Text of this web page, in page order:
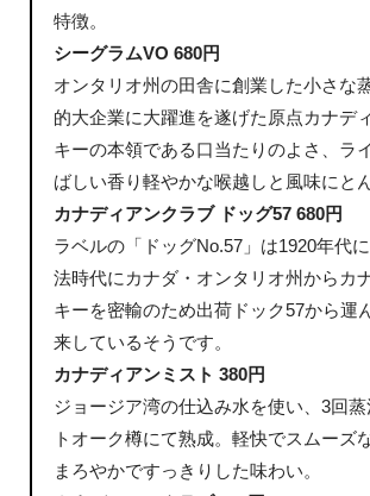
特徴。
シーグラムVO 680円
オンタリオ州の田舎に創業した小さな
的大企業に大躍進を遂げた原点カナデ
キーの本領である口当たりのよさ、ラ
ばしい香り軽やかな喉越しと風味にと
カナディアンクラブ ドッグ57 680円
ラベルの「ドッグNo.57」は1920年代
法時代にカナダ・オンタリオ州からカ
キーを密輸のため出荷ドック57から運
来しているそうです。
カナディアンミスト 380円
ジョージア湾の仕込み水を使い、3回
トオーク樽にて熟成。軽快でスムーズ
まろやかですっきりした味わい。